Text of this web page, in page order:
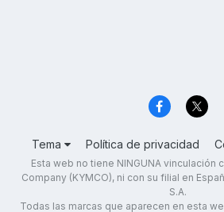
Tema Política de privacidad
Esta web no tiene NINGUNA vinculación
Company (KYMCO), ni con su filial en
S.A.
Todas las marcas que aparecen en esta